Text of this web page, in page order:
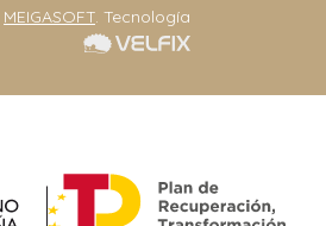
MEIGASOFT. Tecnología